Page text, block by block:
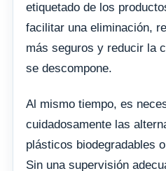
etiquetado de los
facilitar una eliminación,
más seguros y reducir la
se descompone.
Al mismo tiempo, es
cuidadosamente las
plásticos biodegradables
Sin una supervisión